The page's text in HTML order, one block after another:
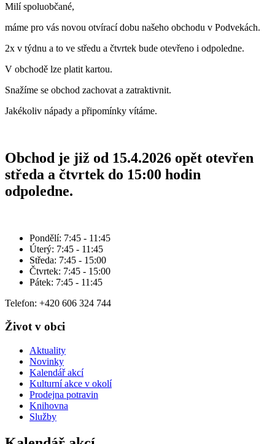
Milí spoluobčané,
máme pro vás novou otvírací dobu našeho obchodu v Podvekách.
2x v týdnu a to ve středu a čtvrtek bude otevřeno i odpoledne.
V obchodě lze platit kartou.
Snažíme se obchod zachovat a zatraktivnit.
Jakékoliv nápady a připomínky vítáme.
Obchod je již od 15.4.2026 opět otevřen
středa a čtvrtek do 15:00 hodin
odpoledne.
Pondělí: 7:45 - 11:45
Úterý: 7:45 - 11:45
Středa: 7:45 - 15:00
Čtvrtek: 7:45 - 15:00
Pátek: 7:45 - 11:45
Telefon: +420 606 324 744
Život v obci
Aktuality
Novinky
Kalendář akcí
Kulturní akce v okolí
Prodejna potravin
Knihovna
Služby